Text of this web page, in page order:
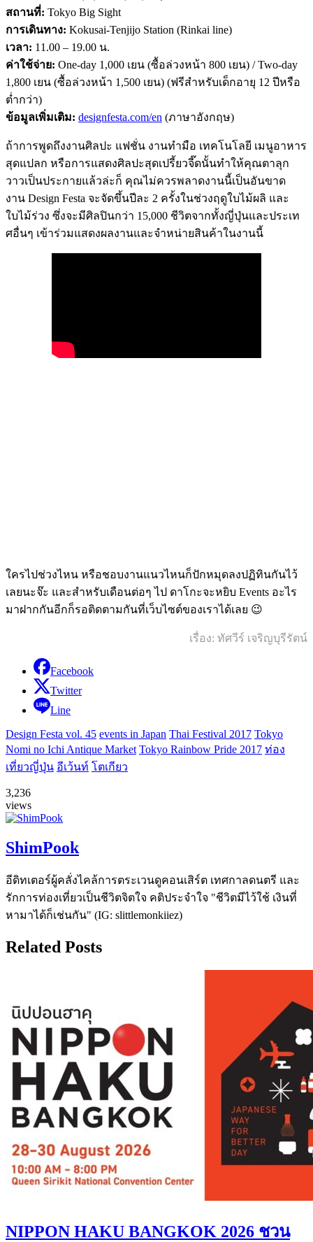
สถานที่: Tokyo Big Sight
การเดินทาง: Kokusai-Tenjijo Station (Rinkai line)
เวลา: 11.00 – 19.00 น.
ค่าใช้จ่าย: One-day 1,000 เยน (ซื้อล่วงหน้า 800 เยน) / Two-day
1,800 เยน (ซื้อล่วงหน้า 1,500 เยน) (ฟรีสำหรับเด็กอายุ 12 ปีหรือ
ต่ำกว่า)
ข้อมูลเพิ่มเติม: designfesta.com/en (ภาษาอังกฤษ)
ถ้าการพูดถึงงานศิลปะ แฟชั่น งานทำมือ เทคโนโลยี เมนูอาหาร
สุดแปลก หรือการแสดงศิลปะสุดเปรี้ยวจี๊ดนั้นทำให้คุณตาลุก
วาวเป็นประกายแล้วล่ะก็ คุณไม่ควรพลาดงานนี้เป็นอันขาด
งาน Design Festa จะจัดขึ้นปีละ 2 ครั้งในช่วงฤดูใบไม้ผลิ และ
ใบไม้ร่วง ซึ่งจะมีศิลปินกว่า 15,000 ชีวิตจากทั้งญี่ปุ่นและประเท
ศอื่นๆ เข้าร่วมแสดงผลงานและจำหน่ายสินค้าในงานนี้
ใครไปช่วงไหน หรือชอบงานแนวไหนก็ปักหมุดลงปฏิทินกันไว้
เลยนะจ๊ะ และสำหรับเดือนต่อๆ ไป ดาโกะจะหยิบ Events อะไร
มาฝากกันอีกก็รอติดตามกันที่เว็บไซต์ของเราได้เลย 😉
เรื่อง: ทัศวีร์ เจริญบุรีรัตน์
Facebook
Twitter
Line
Design Festa vol. 45 events in Japan Thai Festival 2017 Tokyo
Nomi no Ichi Antique Market Tokyo Rainbow Pride 2017 ท่อง
เที่ยวญี่ปุ่น อีเว้นท์ โตเกียว
3,236
views
ShimPook
อีดิทเตอร์ผู้คลั่งไคล้การตระเวนดูคอนเสิร์ต เทศกาลดนตรี และ
รักการท่องเที่ยวเป็นชีวิตจิตใจ คติประจำใจ "ชีวิตมีไว้ใช้ เงินที่
หามาได้ก็เช่นกัน" (IG: slittlemonkiiez)
Related Posts
NIPPON HAKU BANGKOK 2026 ชวน